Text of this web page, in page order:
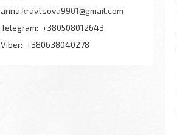
anna.kravtsova9901@gmail.com
+380508012643
+380638040278